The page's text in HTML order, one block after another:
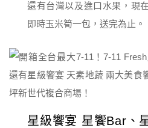
還有台灣以及進口水果，現
即時玉米筍一包，送完為止。
星級饗宴 星饗Bar、